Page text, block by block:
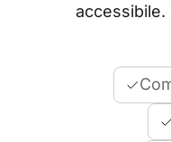
accessibile.